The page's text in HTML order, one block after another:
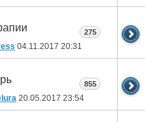
04.11.2017 20:31
275
20.05.2017 23:54
855